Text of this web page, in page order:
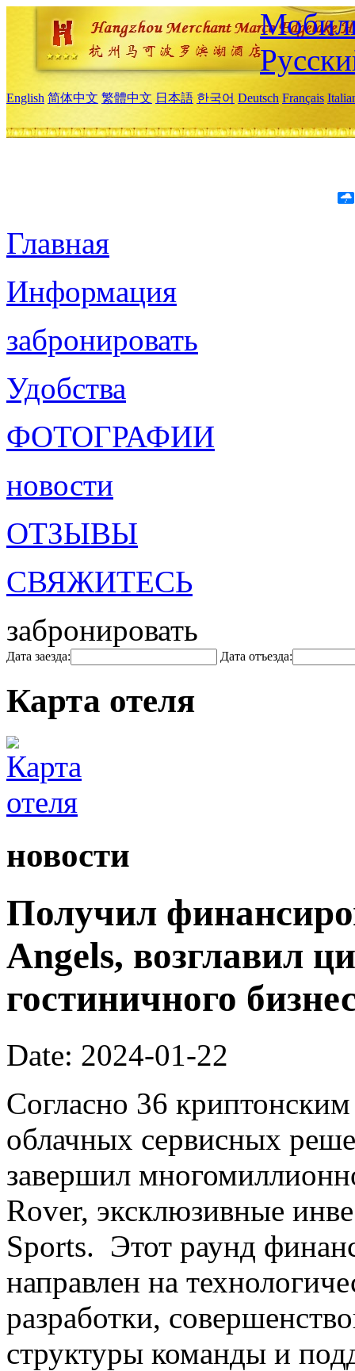
English 简体中文 繁體中文 日本語 한국어 Deutsch Français
Главная
Информация
забронировать
Удобства
ФОТОГРАФИИ
новости
ОТЗЫВЫ
СВЯЖИТЕСЬ
забронировать
Дата заезда: Дата отъезда:
Карта отеля
новости
Получил
Angels, возглавил
гостиничного
Date: 2024-01-22
Согласно 36
облачных сервисных
завершил
Rover, эксклюзивные
Sports. Этот раунд
направлен на
разработки,
структуры команды и